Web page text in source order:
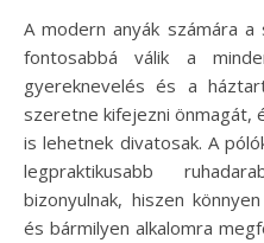
A modern anyák számára a stílus és az egyediség egyre
fontosabbá válik a
gyereknevelés és a
szeretne kifejezni önmagát,
is lehetnek divatosak. A
legpraktikusabb
bizonyulnak, hiszen
és bármilyen alkalomra